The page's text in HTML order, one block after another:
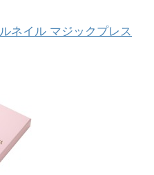
ネイル マジックプレス